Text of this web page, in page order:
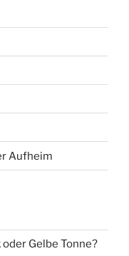
Aufheim
oder Gelbe Tonne?